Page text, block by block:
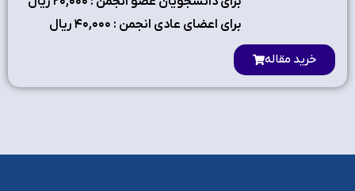
برای اعضای عادی انجمن : ۴٠,٠٠٠ ریال
خرید مقاله